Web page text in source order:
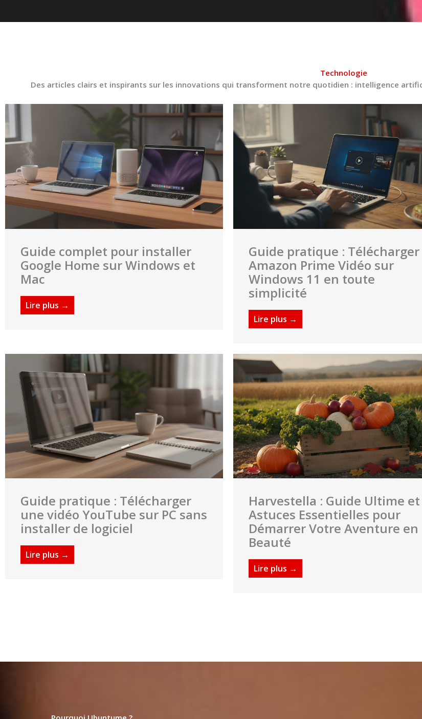
Technologie
Des articles clairs et inspirants sur les innovations qui transforment notre quotidien : intelligence
Guide complet pour installer
Google Home sur Windows et
Mac
Lire plus →
Guide pratique : Télécharger
Amazon Prime Vidéo sur
Windows 11 en toute
simplicité
Lire plus →
Guide pratique : Télécharger
une vidéo YouTube sur PC sans
installer de logiciel
Lire plus →
Harvestella : Guide Ultime et
Astuces Essentielles pour
Démarrer Votre Aventure en
Beauté
Lire plus →